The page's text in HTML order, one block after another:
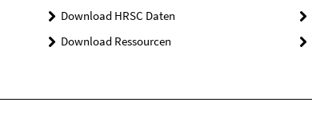
Download HRSC Daten
Download Ressourcen